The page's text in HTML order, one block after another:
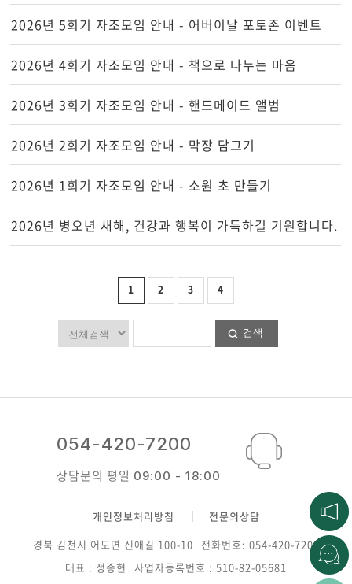
2026년 5회기 자조모임 안내 - 어버이날 포토존 이벤트
2026년 4회기 자조모임 안내 - 책으로 나누는 마음
2026년 3회기 자조모임 안내 - 핸드메이드 앨범
2026년 2회기 자조모임 안내 - 막장 담그기
2026년 1회기 자조모임 안내 - 소원 초 만들기
2026년 병오년 새해, 건강과 행복이 가득하길 기원합니다.
1 2 3 4
검색
054-420-7200
상담문의 평일 09:00 - 18:00
개인정보처리방침
전문의상담
경북 김천시 어모면 신애길 100-10
전화번호: 054-420-7200
대표 : 정종현
사업자등록번호 : 510-82-05681